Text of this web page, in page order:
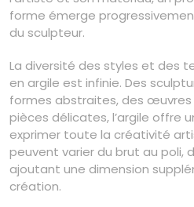
forme émerge
du sculpteur.
La diversité des styles et des
en argile est infinie. Des
formes abstraites, des
pièces délicates, l’argile offre
exprimer toute la créativité
peuvent varier du brut au poli,
ajoutant une dimension
création.